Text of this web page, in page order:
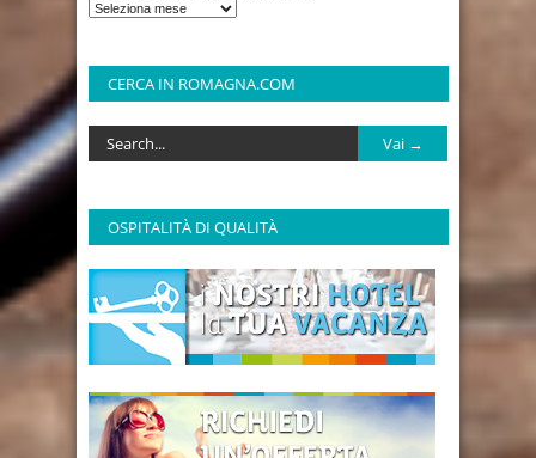
CERCA IN ROMAGNA.COM
OSPITALITÀ DI QUALITÀ